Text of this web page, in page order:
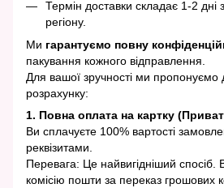
Термін доставки складає 1-2 дні
регіону.
Ми гарантуємо повну
пакування кожного відправлення.
Для вашої зручності ми пропонуємо
розрахунку:
1. Повна оплата на картку
Ви сплачуєте 100% вартості
реквізитами.
Перевага: Це найвигідніший спосіб.
комісію пошти за переказ грошових